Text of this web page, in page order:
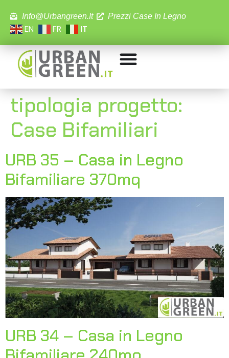
Info@urbangreen.it Prezzi Case In Legno
EN FR IT
tipologia progetto:
Case Bifamiliari
URB 35 – Casa in Legno
Bifamiliare 370mq
URB 34 – Casa in Legno